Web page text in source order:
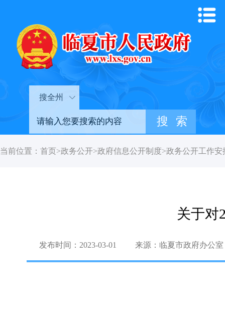
搜全州
当前位置： 首页>政务公开>政府信息公开制度>政务公开工作安
关于对
发布时间：2023-03-01 来源：临夏市政府办公室